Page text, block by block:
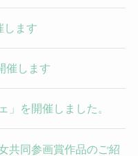
します
催します
」を開催しました。
共同参画賞作品のご紹